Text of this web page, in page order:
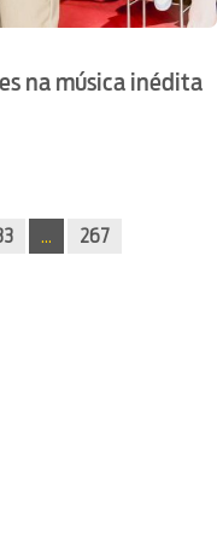
na música inédita
…
267